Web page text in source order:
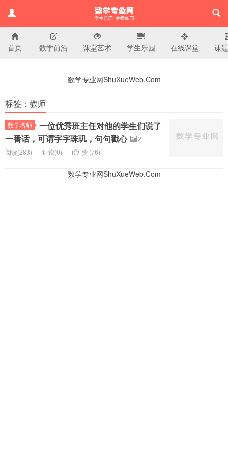
小学数学专业网
首页 数学前沿 课堂艺术 学生乐园 在线课堂 课
数学专业网ShuXueWeb.Com
标签：教师
数学名师
一位优秀班主任对他的学生们说了
一番话，可谓字字珠玑，句句戳心
2
阅读(283) 评论(0) 赞 (76)
数学专业网ShuXueWeb.Com